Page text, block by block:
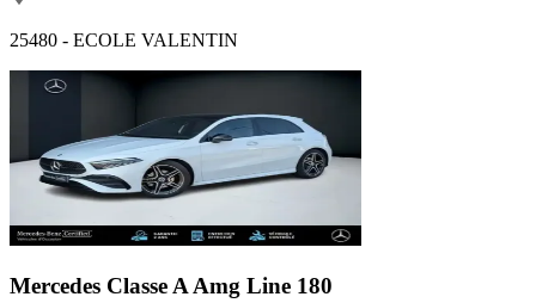
25480 - ECOLE VALENTIN
Mercedes Classe A Amg Line 180